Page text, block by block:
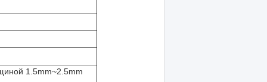
1.5mm~2.5mm